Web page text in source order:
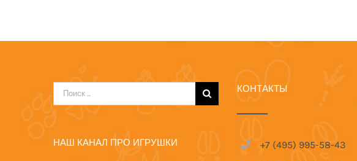
Результат
поиска:
НАШ КАНАЛ ПРО ИГРУШКИ
КОНТАКТЫ
+7 (495) 995-58-43